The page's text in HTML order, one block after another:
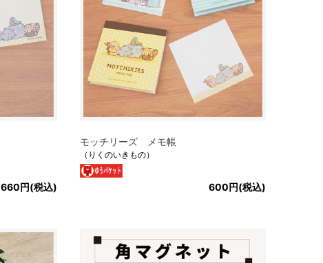
660円(税込)
モッチリーズ メモ帳
（りくのいきもの）
600円(税込)